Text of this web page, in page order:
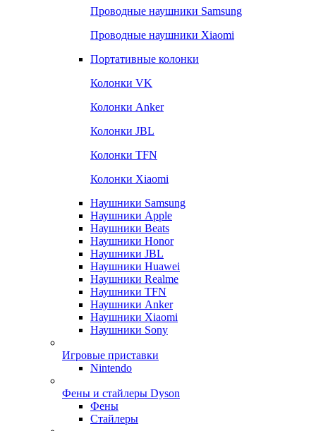
Проводные наушники Samsung
Проводные наушники Xiaomi
Портативные колонки
Колонки VK
Колонки Anker
Колонки JBL
Колонки TFN
Колонки Xiaomi
Наушники Samsung
Наушники Apple
Наушники Beats
Наушники Honor
Наушники JBL
Наушники Huawei
Наушники Realme
Наушники TFN
Наушники Anker
Наушники Xiaomi
Наушники Sony
Игровые приставки
Nintendo
Фены и стайлеры Dyson
Фены
Стайлеры